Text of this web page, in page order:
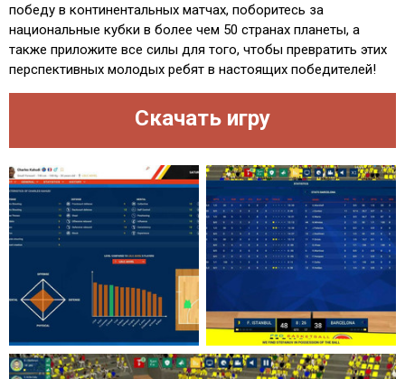
победу в континентальных матчах, поборитесь за
национальные кубки в более чем 50 странах планеты, а
также приложите все силы для того, чтобы превратить этих
перспективных молодых ребят в настоящих победителей!
Скачать игру